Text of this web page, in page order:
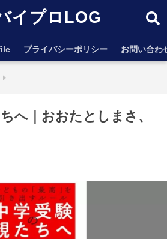
イプロLOG
プライバシーポリシー お問い合わ
へ｜おおたとしまさ、